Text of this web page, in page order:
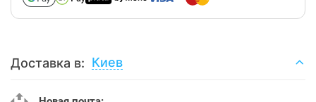
Доставка в: Киев